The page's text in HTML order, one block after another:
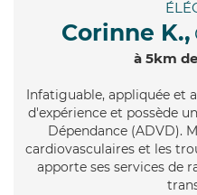
Corinne K.,
à 5km
Infatiguable, appliquée et
d'expérience et possède
Dépendance (ADVD).
cardiovasculaires et les
apporte ses services de